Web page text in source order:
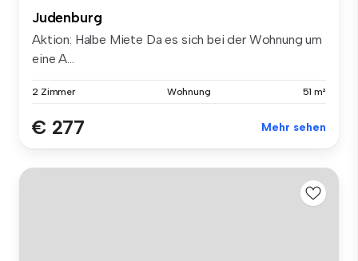
Judenburg
Aktion: Halbe Miete Da es sich bei der Wohnung um
eine A...
2 Zimmer Wohnung 51 m²
€ 277 Mehr sehen